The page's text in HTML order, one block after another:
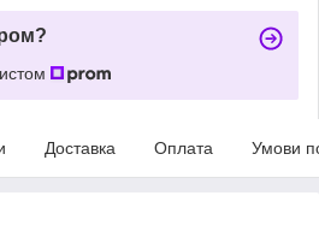
Доставка Оплата Умови